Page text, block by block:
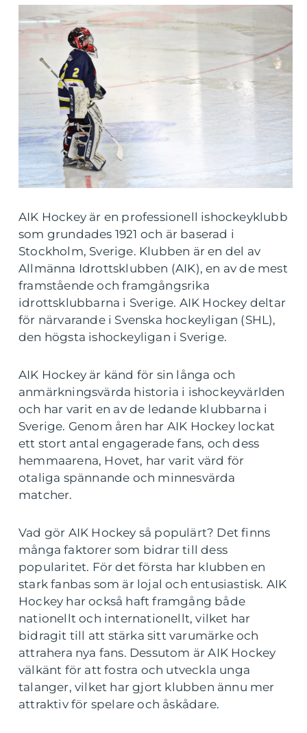
AIK Hockey är en professionell ishockeyklubb
som grundades 1921 och är baserad i
Stockholm, Sverige. Klubben är en del av
Allmänna Idrottsklubben (AIK), en av de mest
framstående och framgångsrika
idrottsklubbarna i Sverige. AIK Hockey deltar
för närvarande i Svenska hockeyligan (SHL),
den högsta ishockeyligan i Sverige.
AIK Hockey är känd för sin långa och
anmärkningsvärda historia i ishockeyvärlden
och har varit en av de ledande klubbarna i
Sverige. Genom åren har AIK Hockey lockat
ett stort antal engagerade fans, och dess
hemmaarena, Hovet, har varit värd för
otaliga spännande och minnesvärda
matcher.
Vad gör AIK Hockey så populärt? Det finns
många faktorer som bidrar till dess
popularitet. För det första har klubben en
stark fanbas som är lojal och entusiastisk. AIK
Hockey har också haft framgång både
nationellt och internationellt, vilket har
bidragit till att stärka sitt varumärke och
attrahera nya fans. Dessutom är AIK Hockey
välkänt för att fostra och utveckla unga
talanger, vilket har gjort klubben ännu mer
attraktiv för spelare och åskådare.